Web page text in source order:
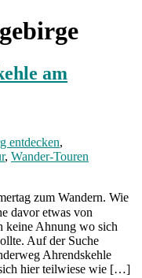
am
entdecken,
, Wander-Touren
zum Wandern. Wie
davor etwas von
keine Ahnung wo sich
Auf der Suche
Ahrendskehle
hier teilwiese wie […]